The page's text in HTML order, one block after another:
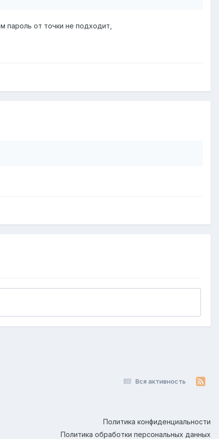
пароль от точки не подходит,
Вся активность
Политика конфиденциальности
Политика обработки персональных данных